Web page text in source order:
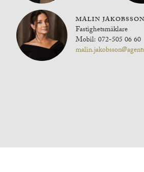
MALIN JAKOBSSON
Fastighetsmäklare
Mobil: 072-505 06 60